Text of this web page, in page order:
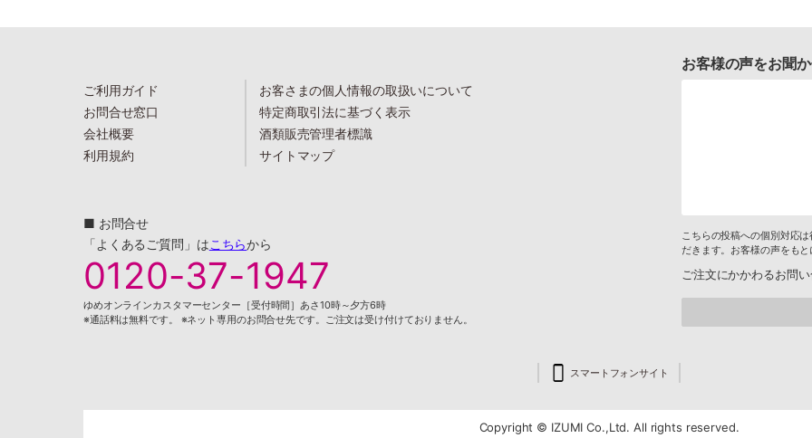
ご利用ガイド
お問合せ窓口
会社概要
利用規約
お客さまの個人情報の取扱いについて
特定商取引法に基づく表示
酒類販売管理者標識
サイトマップ
■ お問合せ
「よくあるご質問」はこちらから
0120-37-1947
ゆめオンラインカスタマーセンター［受付時間］あさ10時～夕方6時
※通話料は無料です。 ※ネット専用のお問合せ先です。ご注文は受け付けておりません。
お客様の声をお聞
こちらの投稿への個別対応
だきます。お客様の声をも
ご注文にかかわるお問
スマートフォンサイト
Copyright © IZUMI Co.,Ltd. All rights reserved.